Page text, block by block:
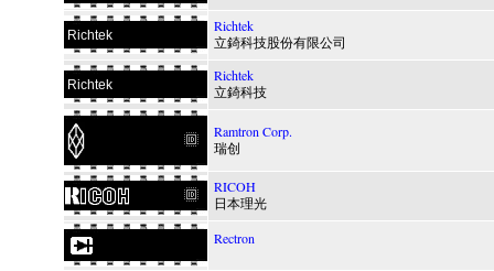
Richtek
Richtek
立錡科技股份有限公司
Richtek
Richtek
立錡科技
Ramtron Corp.
瑞创
RICOH
日本理光
Rectron